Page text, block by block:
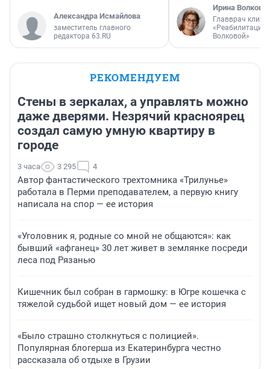
Александра Исмайлова
заместитель главного
редактора 63.RU
Ирина Волкова
Главврач
«Реабилитация
Волковой»
РЕКОМЕНДУЕМ
Стены в зеркалах, а управлять можно
даже дверями. Незрячий красноярец
создал самую умную квартиру в
городе
3 часа 3 295 4
Автор фантастического трехтомника «Трилунье»
работала в Перми преподавателем, а первую книгу
написала на спор — ее история
«Уголовник я, родные со мной не общаются»: как
бывший «афганец» 30 лет живет в землянке посреди
леса под Рязанью
Кишечник был собран в гармошку: в Югре кошечка с
тяжелой судьбой ищет новый дом — ее история
«Было страшно столкнуться с полицией».
Популярная блогерша из Екатеринбурга честно
рассказала об отдыхе в Грузии